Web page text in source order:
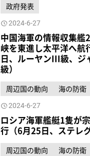
政府発表
2024-6-27
中国海軍の情報収集艦
峡を東進し太平洋へ航
日、ルーヤンIII級、ジ
級）
周辺国の動向 海の防衛
2024-6-27
ロシア海軍艦艇1隻が
行（6月25日、ステレ
周辺国の動向 海の防衛